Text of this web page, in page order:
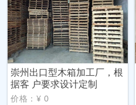
崇州出口型木箱加工厂，根
据客 户要求设计定制
价格：¥ 0